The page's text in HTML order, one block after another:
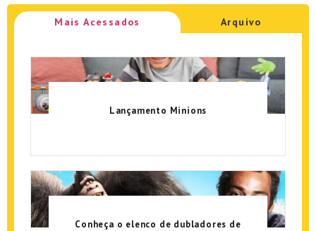
Mais Acessados Arquivo
Lançamento Minions
Conheça o elenco de dubladores de